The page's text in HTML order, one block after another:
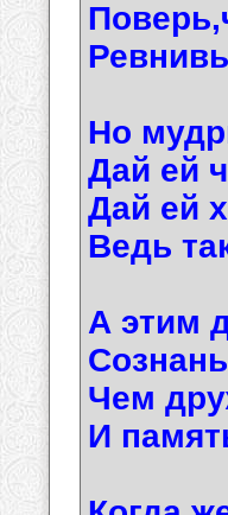
Но
Дай ей
Дай ей
Ведь
А этим
Чем
И